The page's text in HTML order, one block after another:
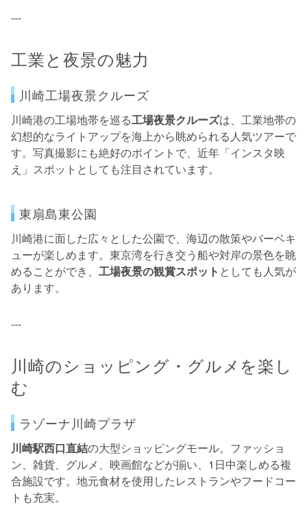
---
工業と夜景の魅力
川崎工場夜景クルーズ
川崎港の工場地帯を巡る工場夜景クルーズは、工業地帯の
幻想的なライトアップを海上から眺められる人気ツアーで
す。写真撮影にも絶好のポイントで、近年「インスタ映
え」スポットとしても注目されています。
東扇島東公園
川崎港に面した広々とした公園で、海辺の散策やバーベキ
ューが楽しめます。東京湾を行き交う船や対岸の景色を眺
めることができ、 工場夜景の観賞スポット としても人気が
あります。
---
川崎のショッピング・グルメを楽し
む
ラゾーナ川崎プラザ
川崎駅西口直結の大型ショッピングモール。ファッショ
ン、雑貨、グルメ、映画館などが揃い、1日中楽しめる複
合施設です。地元食材を使用したレストランやフードコー
トも充実。